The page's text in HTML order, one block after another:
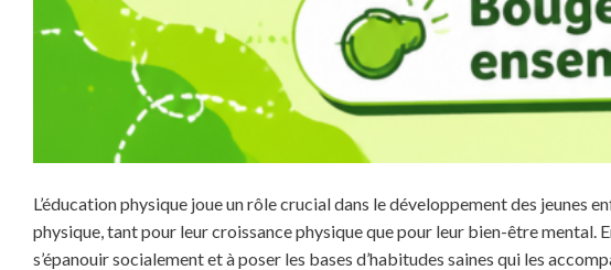
L’éducation physique joue un rôle crucial dans le développement des
physique, tant pour leur croissance physique que pour leur bien-être
s’épanouir socialement et à poser les bases d’habitudes saines qui les